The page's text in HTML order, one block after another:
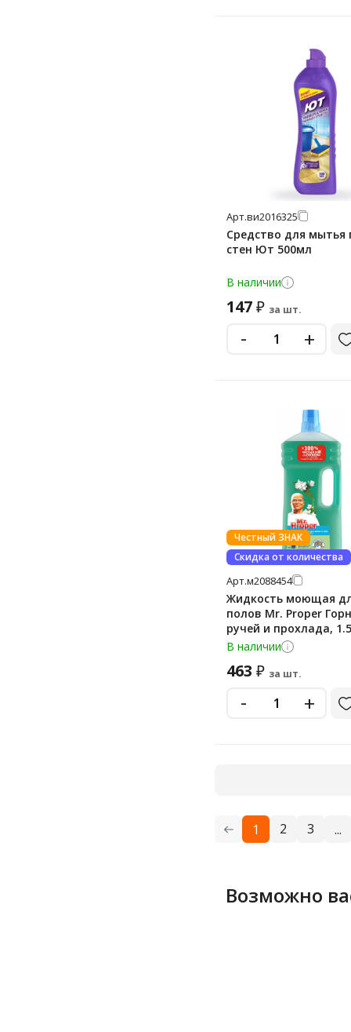
Арт.ви2016325
Средство для мытья
стен Ют 500мл
В наличии
147₽ за шт.
- +
Честный ЗНАК
Скидка от количества
Арт.м2088454
Жидкость моющая
полов Mr. Proper
ручей и прохлада,
В наличии
463 ₽ за шт.
- +
1 2 3 ...
Возможно